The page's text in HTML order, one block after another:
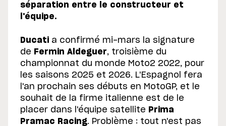
séparation entre le constructeur et
l'équipe.
Ducati a confirmé mi-mars la signature
de Fermin Aldeguer, troisième du
championnat du monde Moto2 2022, pour
les saisons 2025 et 2026. L'Espagnol fera
l'an prochain ses débuts en MotoGP, et le
souhait de la firme italienne est de le
placer dans l'équipe satellite Prima
Pramac Racing. Problème : tout n'est pas